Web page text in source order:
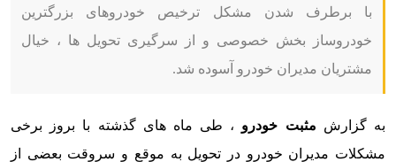
با برطرف شدن مشکل ترخیص خودروهای بزرگترین
خودروساز بخش خصوصی و از سرگیری تحویل ها ، خیال
مشتریان مدیران خودرو آسوده شد.
به گزارش مثبت خودرو ، طی ماه های گذشته با بروز برخی
مشکلات مدیران خودرو در تحویل به موقع و سروقت بعضی از